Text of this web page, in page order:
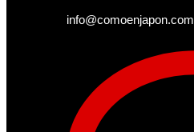
info@comoenjapon.com